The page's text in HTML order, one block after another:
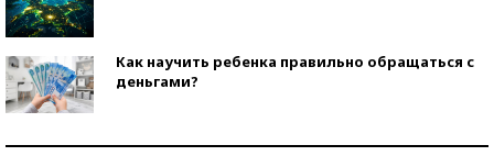
Как научить ребенка правильно обращаться с
деньгами?